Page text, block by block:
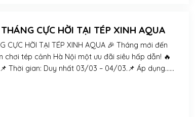
CỰC HỜI TẠI TÉP XINH AQUA
CỰC HỜI TẠI TÉP XINH AQUA 🎉 Tháng mới đến
chơi tép cảnh Hà Nội một ưu đãi siêu hấp dẫn! 🔥
Thời gian: Duy nhất 03/03 – 04/03.📌 Áp dụng......